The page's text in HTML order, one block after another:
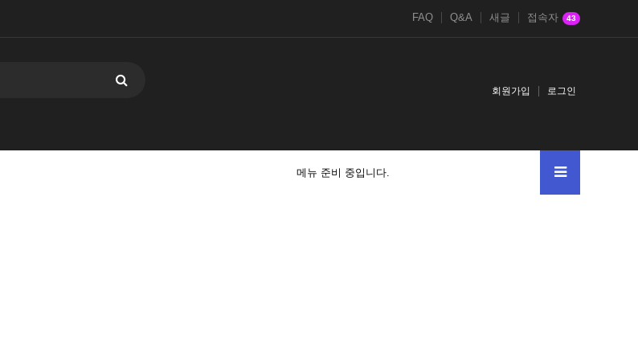
FAQ Q&A 새글 접속자 43
회원가입 로그인
메뉴 준비 중입니다.